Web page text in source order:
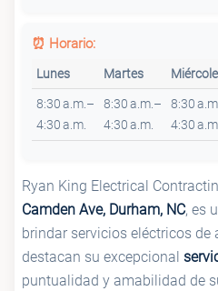
⏰ Horario:
Lunes Martes
8:30 a.m.–
4:30 a.m.
8:30 a.m.–
4:30 a.m.
8:30
4:30
Ryan King Electrical
Camden Ave, Durham, NC, es
brindar servicios eléctricos
destacan su excepcional
puntualidad y amabilidad de